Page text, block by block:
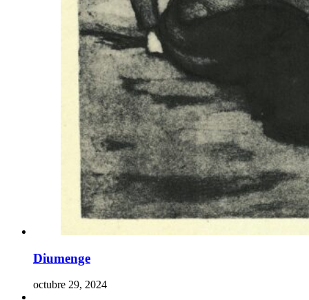
Diumenge
octubre 29, 2024